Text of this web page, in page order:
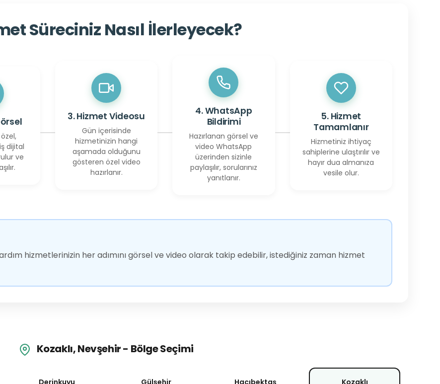
Süreciniz Nasıl İlerleyecek?
dijital
ve
3. Hizmet Videosu
Gün içerisinde
hizmetinizin hangi
aşamada olduğunu
gösteren özel video
hazırlanır.
4. WhatsApp
Bildirimi
Hazırlanan görsel ve
video WhatsApp
üzerinden sizinle
paylaşılır, sorularınız
yanıtlanır.
5. Hizmet
Tamamlanır
Hizmetiniz ihtiyaç
sahiplerine ulaştırılır ve
hayır dua almanıza
vesile olur.
hizmetlerinizin her adımını görsel ve video olarak takip edebilir, istediğiniz zaman hizmet
Kozaklı, Nevşehir - Bölge Seçimi
Derinkuyu Gülşehir Hacıbektaş Kozaklı